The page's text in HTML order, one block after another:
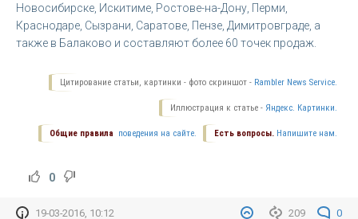
Новосибирске, Искитиме, Ростове-на-Дону, Перми,
Краснодаре, Сызрани, Саратове, Пензе, Димитровграде, а
также в Балаково и составляют более 60 точек продаж.
Цитирование статьи, картинки - фото скриншот - Rambler News Service.
Иллюстрация к статье - Яндекс. Картинки.
Есть вопросы. Напишите нам.
Общие правила поведения на сайте.
0
209 0
19-03-2016, 10:12